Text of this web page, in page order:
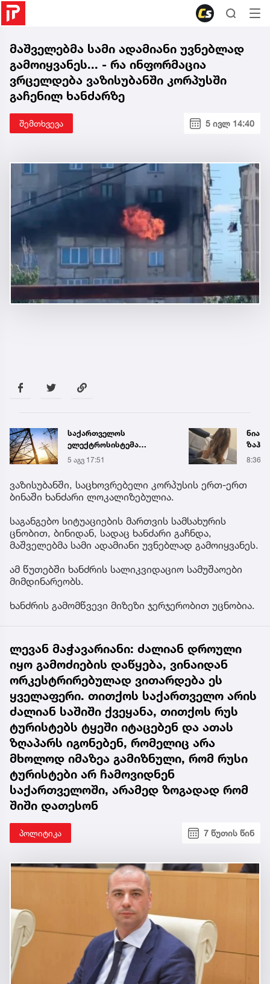
მაშველებმა სამი ადამიანი უვნებლად
გამოიყვანეს... - რა ინფორმაცია
ვრცელდება ვაზისუბანში კორპუსში
გაჩენილ ხანძარზე
შემთხვევა 5 ივლ 14:40
ნია იმნაძე კლინიკიდან
ზაჰესის დროებითი
მოთავსების
იზოლატორში
გადაიყვანეს
8:36
„ნია
9:10
ვაზისუბანში, საცხოვრებელი კორპუსის ერთ-ერთ
ბინაში ხანძარი ლოკალიზებულია.
საგანგებო სიტუაციების მართვის სამსახურის
ცნობით, ბინიდან, სადაც ხანძარი გაჩნდა,
მაშველებმა სამი ადამიანი უვნებლად გამოიყვანეს.
ამ წუთებში ხანძრის სალიკვიდაციო სამუშაოები
მიმდინარეობს.
ხანძრის გამომწვევი მიზეზი ჯერჯერობით უცნობია.
ლევან მაჭავარიანი: ძალიან დროული
იყო გამოძიების დაწყება, ვინაიდან
ორკესტრირებულად ვითარდება ეს
ყველაფერი. თითქოს საქართველო არის
ძალიან საშიში ქვეყანა, თითქოს რუს
ტურისტებს ტყეში იტაცებენ და ათას
ზღაპარს იგონებენ, რომელიც არა
მხოლოდ იმაზეა გამიზნული, რომ რუსი
ტურისტები არ ჩამოვიდნენ
საქართველოში, არამედ ზოგადად რომ
შიში დათესონ
პოლიტიკა 7 წუთის წინ